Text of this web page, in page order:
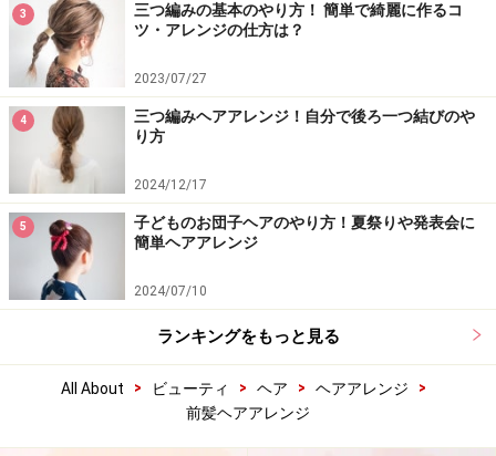
3
三つ編みの基本のやり方！ 簡単で綺麗に作るコ
ツ・アレンジの仕方は？
2023/07/27
4
三つ編みヘアアレンジ！自分で後ろ一つ結びのや
り方
2024/12/17
5
子どものお団子ヘアのやり方！夏祭りや発表会に
簡単ヘアアレンジ
2024/07/10
ランキングをもっと見る
All About > ビューティ > ヘア > ヘアアレンジ
>
前髪ヘアアレンジ